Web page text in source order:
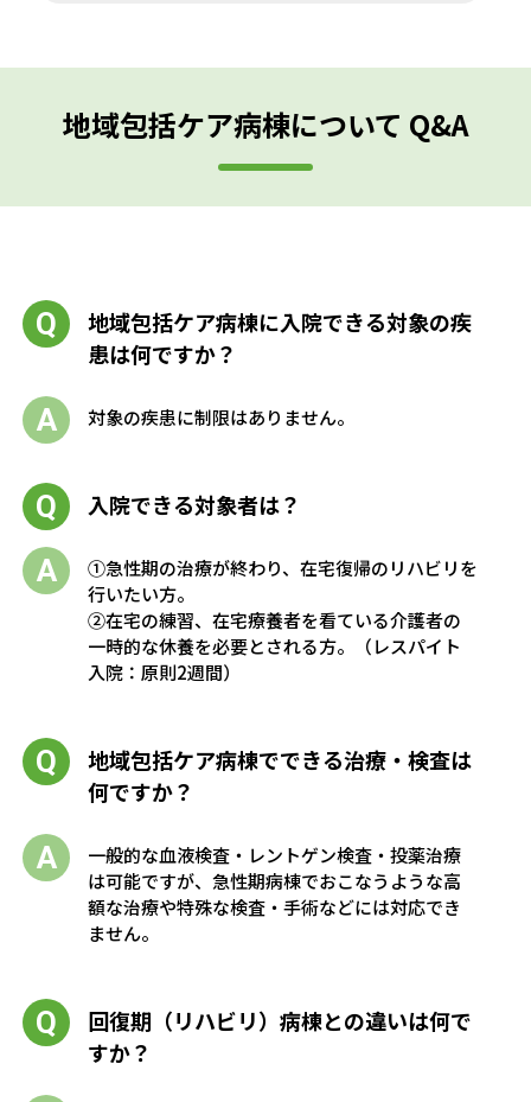
地域包括ケア病棟について Q&A
地域包括ケア病棟に入院できる対象の疾
患は何ですか？
対象の疾患に制限はありません。
入院できる対象者は？
①急性期の治療が終わり、在宅復帰のリハビリを
行いたい方。
②在宅の練習、在宅療養者を看ている介護者の
一時的な休養を必要とされる方。（レスパイト
入院：原則2週間）
地域包括ケア病棟でできる治療・検査は
何ですか？
一般的な血液検査・レントゲン検査・投薬治療
は可能ですが、急性期病棟でおこなうような高
額な治療や特殊な検査・手術などには対応でき
ません。
回復期（リハビリ）病棟との違いは何で
すか？